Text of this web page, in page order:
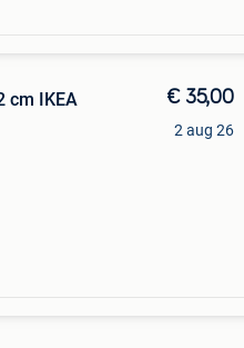
cm IKEA € 35,00
2 aug 26